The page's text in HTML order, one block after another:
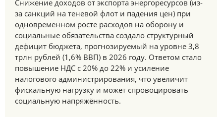
Снижение доходов от экспорта энергоресурсов (из-
за санкций на теневой флот и падения цен) при
одновременном росте расходов на оборону и
социальные обязательства создало структурный
дефицит бюджета, прогнозируемый на уровне 3,8
трлн рублей (1,6% ВВП) в 2026 году. Ответом стало
повышение НДС с 20% до 22% и усиление
налогового администрирования, что увеличит
фискальную нагрузку и может спровоцировать
социальную напряжённость.